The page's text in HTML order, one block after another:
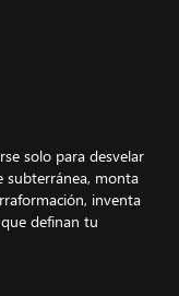
solo para desvelar
subterránea, monta
inventa
definan tu